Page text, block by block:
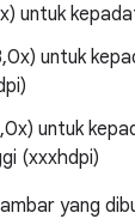
untuk
untuk
untuk
(xxxhdpi)
yang